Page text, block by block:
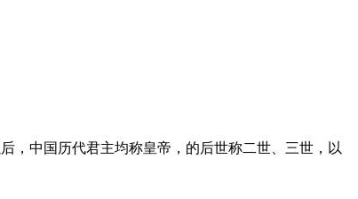
，中国历代君主均称皇帝，的后世称二世、三世，以